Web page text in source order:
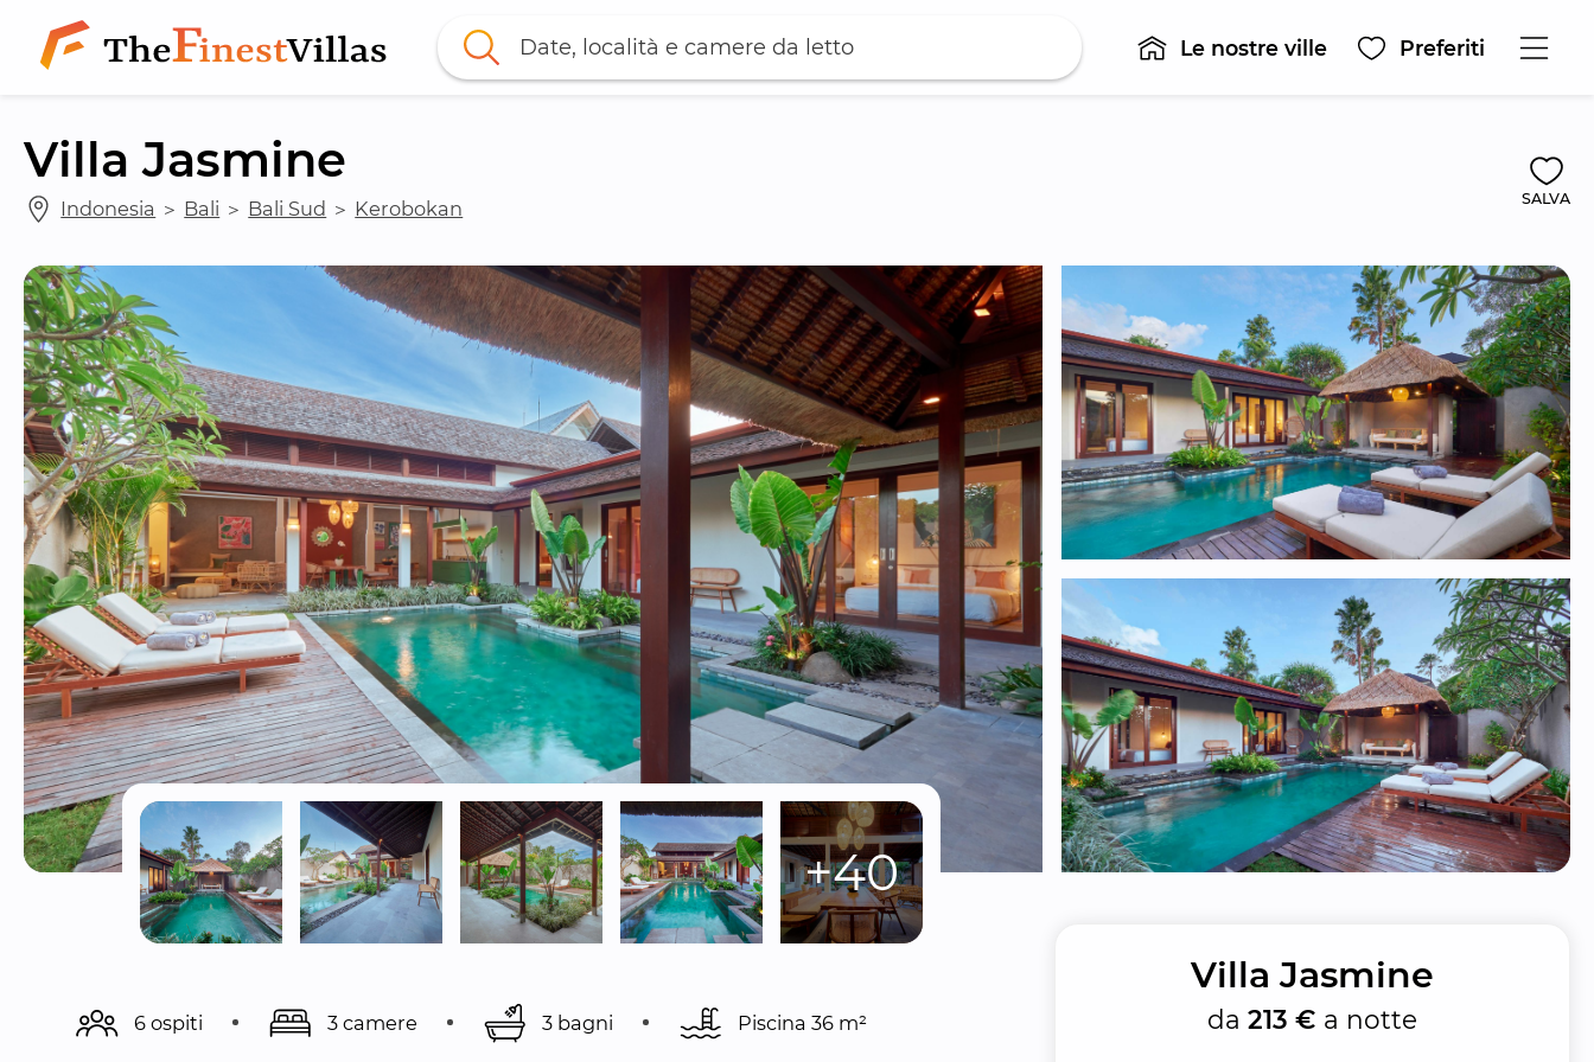
Date, località e camere da letto Le nostre ville Preferiti
Villa Jasmine
Indonesia ＞ Bali ＞ Bali Sud ＞ Kerobokan SALVA
+40
6 ospiti 3 camere 3 bagni Piscina 36 m²
Villa Jasmine
da213 € a notte